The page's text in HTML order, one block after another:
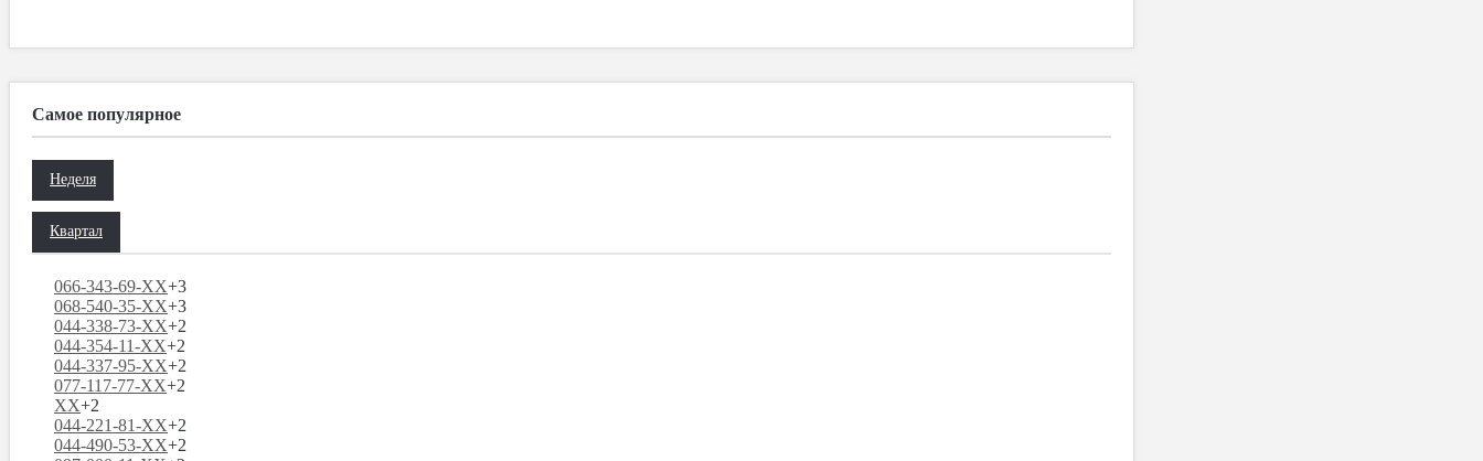
Самое популярное
Неделя
Квартал
066-343-69-XX+3
068-540-35-XX+3
044-338-73-XX+2
044-354-11-XX+2
044-337-95-XX+2
077-117-77-XX+2
XX+2
044-221-81-XX+2
044-490-53-XX+2